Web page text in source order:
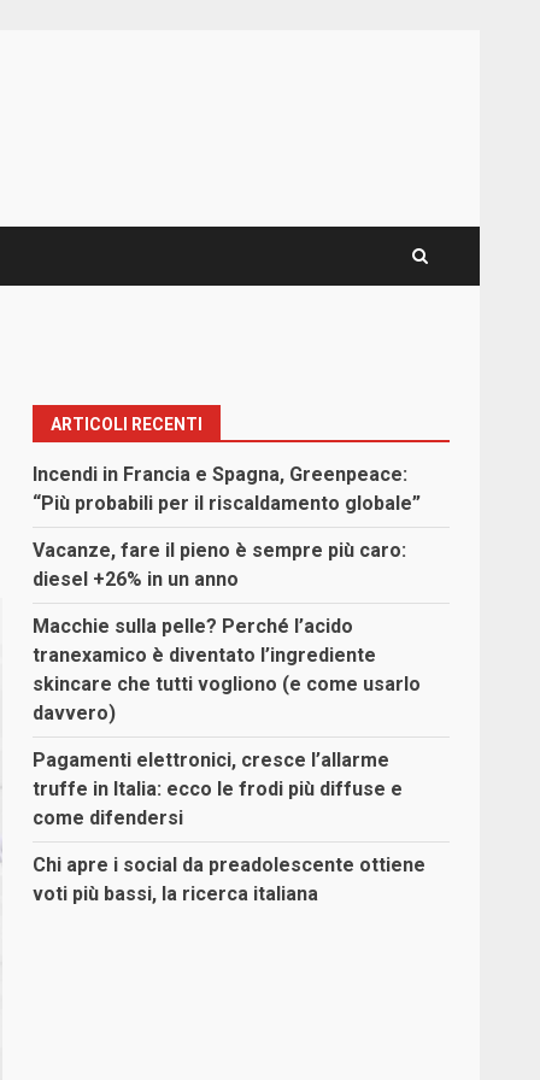
ARTICOLI RECENTI
Incendi in Francia e Spagna, Greenpeace:
“Più probabili per il riscaldamento globale”
Vacanze, fare il pieno è sempre più caro:
diesel +26% in un anno
Macchie sulla pelle? Perché l’acido
tranexamico è diventato l’ingrediente
skincare che tutti vogliono (e come usarlo
davvero)
Pagamenti elettronici, cresce l’allarme
truffe in Italia: ecco le frodi più diffuse e
come difendersi
Chi apre i social da preadolescente ottiene
voti più bassi, la ricerca italiana